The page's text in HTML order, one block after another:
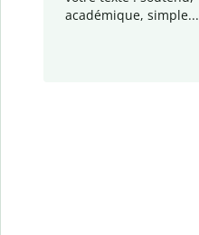
académique, simple...